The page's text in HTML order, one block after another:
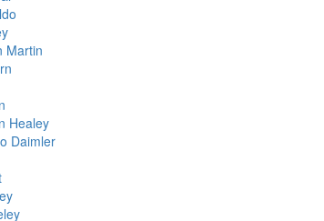
Martin
Healey
Daimler